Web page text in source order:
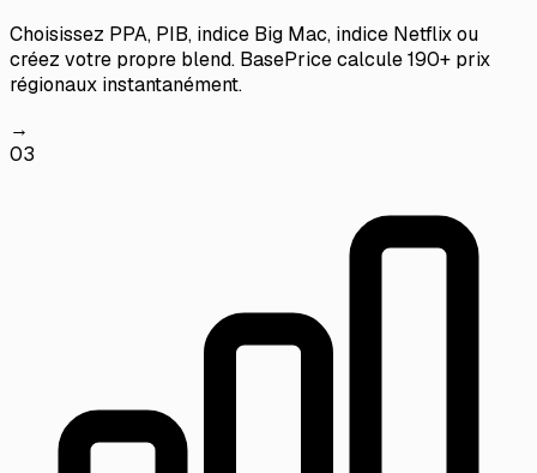
Choisissez PPA, PIB, indice Big Mac, indice Netflix ou
créez votre propre blend. BasePrice calcule 190+ prix
régionaux instantanément.
→
03